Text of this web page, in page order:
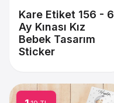
Kare Etiket 156 - 6
Ay Kınası Kız
Bebek Tasarım
Sticker